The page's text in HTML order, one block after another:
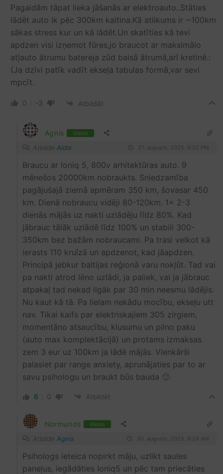
Pagaidām tāpat lieka jāšanās ar elektroauto..Stāties
lādēt auto ik pēc 300km kaitina.Kā atlikums ir ~100km
sākas stress kur un kā lādēt.Un skatīties kā tevi
apdzen visi izņemot fūres,jo braucot ar maksimālo
atļauto ātrumu batereja zūd baisā ātrumā,arī kretinē.:
(Ja dzīvi patīk vadīt ekseļa tabulas formā,var sevi
mpcīt.
0 -3 Atbildēt
Agnis Viesis
Atbilde Aldis 27. augusts, 2025. 6:02 PM
Braucu ar Ioniq 5, 800v arhitektūras auto. 9
mēnešos 20000km nobraukts. Sniedzamība
pagājušajā ziemā apmēram 350 km, šovasar 450
km. Dienā nobraucu vidēji 80-120km. 1x 2-3
dienās mājās uz nakti uzlādēju līdz 80%. Kad
jābrauc tālāk uzlādē līdz 100% un stabili 300-
350km bez bažām nobraucami. Pa trasi velkot kā
ierasts 110 kruīzā un apdzenot, kad jāapdzen.
Principā jebkur baltijas reģionā varu nokļūt. Tad vai
pa nakti atrod lēno uzlādi, ja paliek, vai ja jābrauc
atpakaļ tad nekad ilgāk par 30 min neesmu lādējis.
Nu kaut kā tā. Pa lielam nekādu mocību, ekseļu utt
nav. Tikai kaifs par elektriskajiem 305 zirgiem,
momentāno atsaucību, klusumu un pilno paku
(auto max komplektācijā) un protams izmaksas
zem 3 eur uz 100km ja lādē mājās. Vienkārši
palasiet par range anxiety, aprunājaties par to ar
savu psihologu un braukt būs bauda 🙂
6 0 Atbildēt
Normunds Viesis
Atbilde Agnis 30. augusts, 2025. 8:26 AM
Psihologs ieteica nopirkt māju, uzlikt saules
paneļus, iegādāties Ioniq5 un pēc tam priecāties